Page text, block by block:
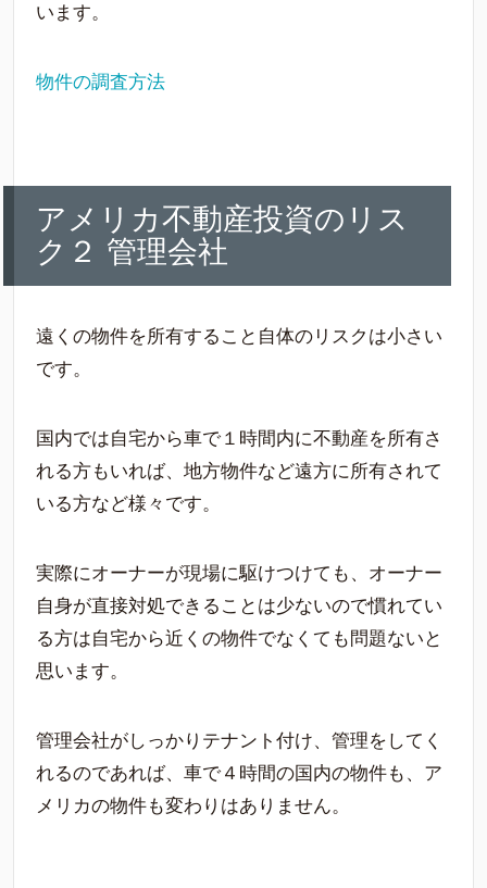
います。
物件の調査方法
アメリカ不動産投資のリス
ク２ 管理会社
遠くの物件を所有すること自体のリスクは小さい
です。
国内では自宅から車で１時間内に不動産を所有さ
れる方もいれば、地方物件など遠方に所有されて
いる方など様々です。
実際にオーナーが現場に駆けつけても、オーナー
自身が直接対処できることは少ないので慣れてい
る方は自宅から近くの物件でなくても問題ないと
思います。
管理会社がしっかりテナント付け、管理をしてく
れるのであれば、車で４時間の国内の物件も、ア
メリカの物件も変わりはありません。